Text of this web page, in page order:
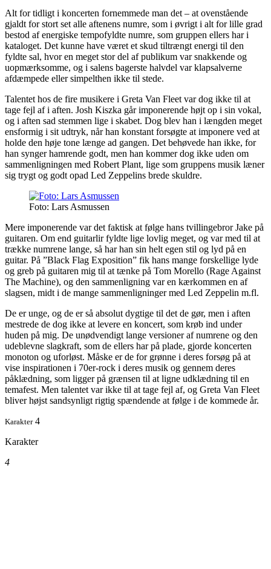
Alt for tidligt i koncerten fornemmede man det – at ovenstående
gjaldt for stort set alle aftenens numre, som i øvrigt i alt for lille grad
bestod af energiske tempofyldte numre, som gruppen ellers har i
kataloget. Det kunne have været et skud tiltrængt energi til den
fyldte sal, hvor en meget stor del af publikum var snakkende og
uopmærksomme, og i salens bagerste halvdel var klapsalverne
afdæmpede eller simpelthen ikke til stede.
Talentet hos de fire musikere i Greta Van Fleet var dog ikke til at
tage fejl af i aften. Josh Kiszka går imponerende højt op i sin vokal,
og i aften sad stemmen lige i skabet. Dog blev han i længden meget
ensformig i sit udtryk, når han konstant forsøgte at imponere ved at
holde den høje tone længe ad gangen. Det behøvede han ikke, for
han synger hamrende godt, men han kommer dog ikke uden om
sammenligningen med Robert Plant, lige som gruppens musik læner
sig trygt og godt opad Led Zeppelins brede skuldre.
Foto: Lars Asmussen
Mere imponerende var det faktisk at følge hans tvillingebror Jake på
guitaren. Om end guitarlir fyldte lige lovlig meget, og var med til at
trække numrene lange, så har han sin helt egen stil og lyd på en
guitar. På ”Black Flag Exposition” fik hans mange forskellige lyde
og greb på guitaren mig til at tænke på Tom Morello (Rage Against
The Machine), og den sammenligning var en kærkommen en af
slagsen, midt i de mange sammenligninger med Led Zeppelin m.fl.
De er unge, og de er så absolut dygtige til det de gør, men i aften
mestrede de dog ikke at levere en koncert, som krøb ind under
huden på mig. De unødvendigt lange versioner af numrene og den
udeblevne slagkraft, som de ellers har på plade, gjorde koncerten
monoton og uforløst. Måske er de for grønne i deres forsøg på at
vise inspirationen i 70er-rock i deres musik og gennem deres
påklædning, som ligger på grænsen til at ligne udklædning til en
temafest. Men talentet var ikke til at tage fejl af, og Greta Van Fleet
bliver højst sandsynligt rigtig spændende at følge i de kommede år.
Karakter 4
Karakter
4